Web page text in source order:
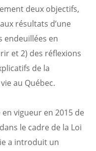
deux objectifs,
résultats d’une
endeuillées en
et 2) des réflexions
de la
au Québec.
en vigueur en 2015 de
le cadre de la Loi
a introduit un